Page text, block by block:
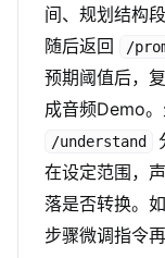
间、规划结构
随后返回
/
预期阈值后，
成音频Demo
/understand
在设定范围，
落是否转换。
步骤微调指令再